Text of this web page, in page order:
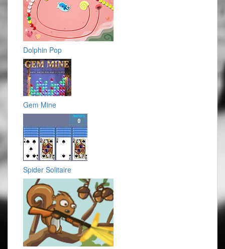
Dolphin Pop
Gem Mine
Spider Solitaire